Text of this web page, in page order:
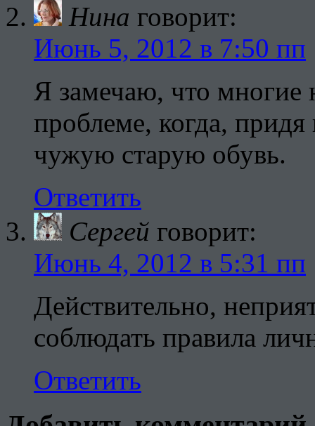
Нина говорит:
Июнь 5, 2012 в 7:50 пп
Я замечаю, что многие
проблеме, когда,
чужую старую обувь.
Ответить
Сергей говорит:
Июнь 4, 2012 в 5:31 пп
Действительно,
соблюдать правила
Ответить